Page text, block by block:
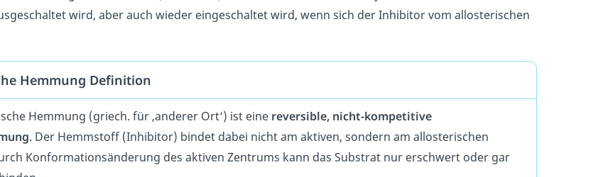
wird, aber auch wieder eingeschaltet wird, wenn sich der Inhibitor vom allosterischen
Hemmung Definition
Hemmung (griech. für ‚anderer Ort‘) ist eine reversible, nicht-kompetitive
. Der Hemmstoff (Inhibitor) bindet dabei nicht am aktiven, sondern am allosterischen
Konformationsänderung des aktiven Zentrums kann das Substrat nur erschwert oder gar